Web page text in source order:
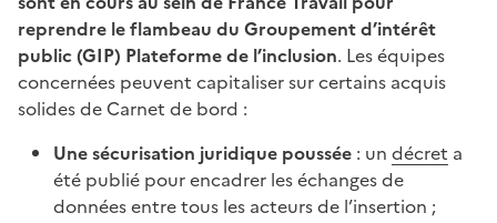
reprendre le flambeau du Groupement d’intérêt
public (GIP) Plateforme de l’inclusion. Les équipes
concernées peuvent capitaliser sur certains acquis
solides de Carnet de bord :
Une sécurisation juridique poussée : un décret a
été publié pour encadrer les échanges de
données entre tous les acteurs de l’insertion ;